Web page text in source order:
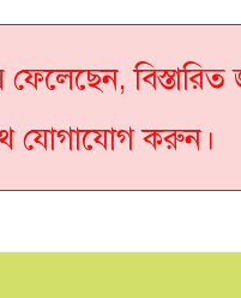
যোগাযোগ করুন।